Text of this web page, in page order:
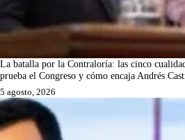
La batalla por la Contraloría: las cinco
prueba el Congreso y cómo encaja Andrés
5 agosto, 2026